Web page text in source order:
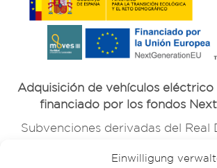
Einwilligung
Adquisición de vehículos
financiado por los fondos
Subvenciones derivadas del
incentivos ligados a la movilidad